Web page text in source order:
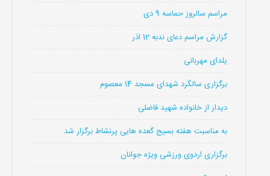
مراسم سالروز حماسه 9 دی
گزارش مراسم دعای ندبه 12 اذر
یلدای مهربانی
برگزاری سالگرد شهدای مسجد 14 معصوم
دیدار از خانواده شهید فاضلی
به مناسبت هفته بسیج گعده هایی پرنشاط برگزار شد
برگزاری اردوی ورزشی ویژه جوانان